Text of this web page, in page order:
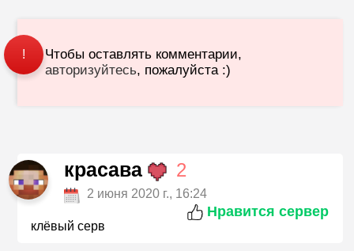
!
Чтобы оставлять комментарии,
авторизуйтесь, пожалуйста :)
красава 2
2 июня 2020 г., 16:24
Нравится сервер
клёвый серв